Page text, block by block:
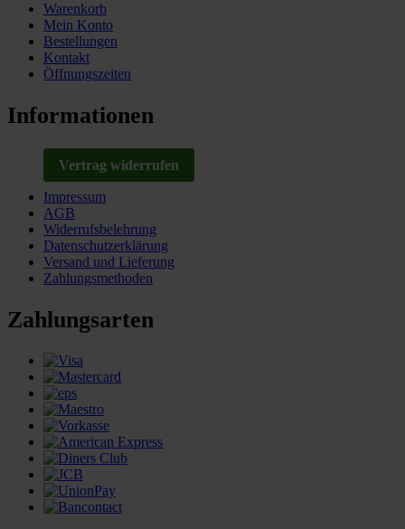
Warenkorb
Mein Konto
Bestellungen
Kontakt
Öffnungszeiten
Informationen
Vertrag widerrufen
Impressum
AGB
Widerrufsbelehrung
Datenschutzerklärung
Versand und Lieferung
Zahlungsmethoden
Zahlungsarten